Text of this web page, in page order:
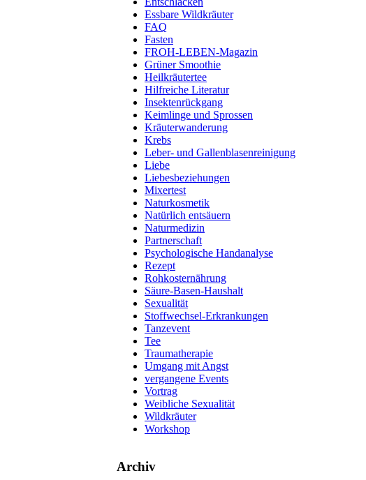
Essbare Wildkräuter
FAQ
Fasten
FROH-LEBEN-Magazin
Grüner Smoothie
Heilkräutertee
Hilfreiche Literatur
Insektenrückgang
Keimlinge und Sprossen
Kräuterwanderung
Krebs
Leber- und Gallenblasenreinigung
Liebe
Liebesbeziehungen
Mixertest
Naturkosmetik
Natürlich entsäuern
Naturmedizin
Partnerschaft
Psychologische Handanalyse
Rezept
Rohkosternährung
Säure-Basen-Haushalt
Sexualität
Stoffwechsel-Erkrankungen
Tanzevent
Tee
Traumatherapie
Umgang mit Angst
vergangene Events
Vortrag
Weibliche Sexualität
Wildkräuter
Workshop
Archiv